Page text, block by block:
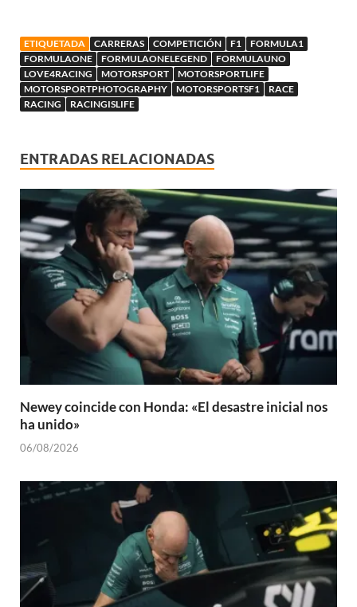
ETIQUETADA CARRERAS COMPETICIÓN F1
FORMULA1
FORMULAONE
FORMULAONELEGEND
FORMULAUNO
LOVE4RACING
MOTORSPORT
MOTORSPORTLIFE
MOTORSPORTPHOTOGRAPHY
MOTORSPORTSF1
RACE
RACING
RACINGISLIFE
ENTRADAS RELACIONADAS
Newey coincide con Honda: «El desastre inicial nos
ha unido»
06/08/2026